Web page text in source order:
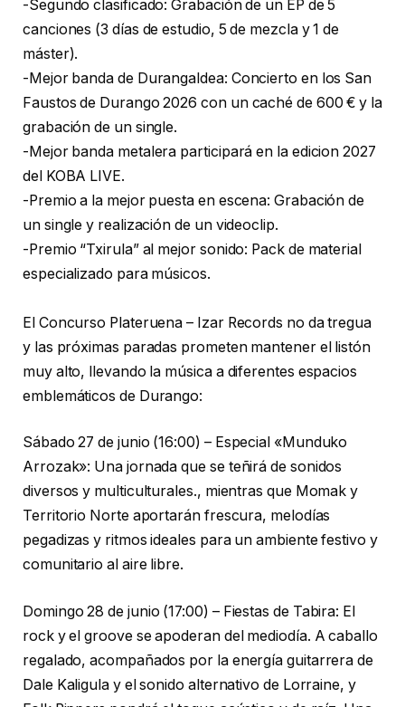
-Segundo clasificado: Grabación de un EP de 5
canciones (3 días de estudio, 5 de mezcla y 1 de
máster).
-Mejor banda de Durangaldea: Concierto en los San
Faustos de Durango 2026 con un caché de 600 € y la
grabación de un single.
-Mejor banda metalera participará en la edicion 2027
del KOBA LIVE.
-Premio a la mejor puesta en escena: Grabación de
un single y realización de un videoclip.
-Premio “Txirula” al mejor sonido: Pack de material
especializado para músicos.
El Concurso Plateruena – Izar Records no da tregua
y las próximas paradas prometen mantener el listón
muy alto, llevando la música a diferentes espacios
emblemáticos de Durango:
Sábado 27 de junio (16:00) – Especial «Munduko
Arrozak»: Una jornada que se teñirá de sonidos
diversos y multiculturales., mientras que Momak y
Territorio Norte aportarán frescura, melodías
pegadizas y ritmos ideales para un ambiente festivo y
comunitario al aire libre.
Domingo 28 de junio (17:00) – Fiestas de Tabira: El
rock y el groove se apoderan del mediodía. A caballo
regalado, acompañados por la energía guitarrera de
Dale Kaligula y el sonido alternativo de Lorraine, y